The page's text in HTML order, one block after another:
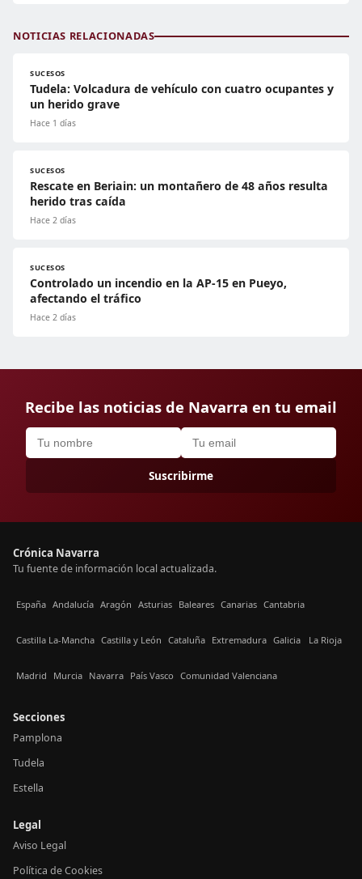
NOTICIAS RELACIONADAS
SUCESOS
Tudela: Volcadura de vehículo con cuatro ocupantes y
un herido grave
Hace 1 días
SUCESOS
Rescate en Beriain: un montañero de 48 años resulta
herido tras caída
Hace 2 días
SUCESOS
Controlado un incendio en la AP-15 en Pueyo,
afectando el tráfico
Hace 2 días
Recibe las noticias de Navarra en tu email
Suscribirme
Crónica Navarra
Tu fuente de información local actualizada.
España Andalucía Aragón Asturias Baleares Canarias Cantabria
Castilla La-Mancha Castilla y León Cataluña Extremadura Galicia La Rioja
Madrid Murcia Navarra País Vasco Comunidad Valenciana
Secciones
Pamplona
Tudela
Estella
Legal
Aviso Legal
Política de Cookies